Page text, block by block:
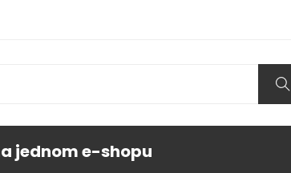
jednom e-shopu